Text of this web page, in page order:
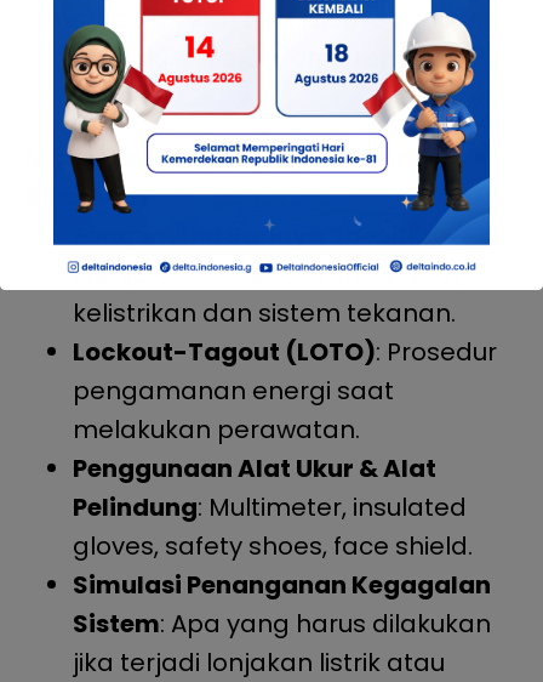
sistem mesin bisa menyebabkan
iritasi, luka bakar, atau reaksi kimia.
Materi Pelatihan K3 yang Harus
Diberikan
Pengenalan Bahaya Spesifik
Menjelaskan secara rinci bahaya
kelistrikan dan sistem tekanan.
Lockout-Tagout (LOTO): Prosedur
pengamanan energi saat
melakukan perawatan.
Penggunaan Alat Ukur & Alat
Pelindung: Multimeter, insulated
gloves, safety shoes, face shield.
Simulasi Penanganan Kegagalan
Sistem: Apa yang harus dilakukan
jika terjadi lonjakan listrik atau